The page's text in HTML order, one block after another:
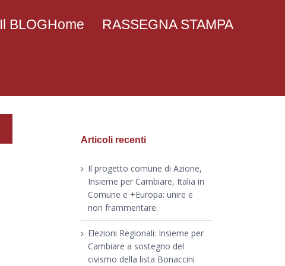
Il BLOGHome RASSEGNA STAMPA
Articoli recenti
Il progetto comune di Azione,
Insieme per Cambiare, Italia in
Comune e +Europa: unire e
non frammentare.
Elezioni Regionali: Insieme per
Cambiare a sostegno del
civismo della lista Bonaccini